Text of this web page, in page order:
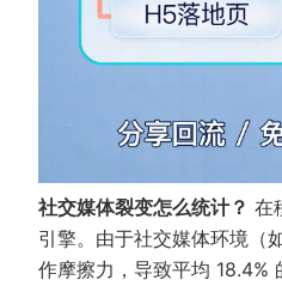
社交媒体裂变怎么统计？ 在
引擎。由于社交媒体环境（
作摩擦力，导致平均 18.4%